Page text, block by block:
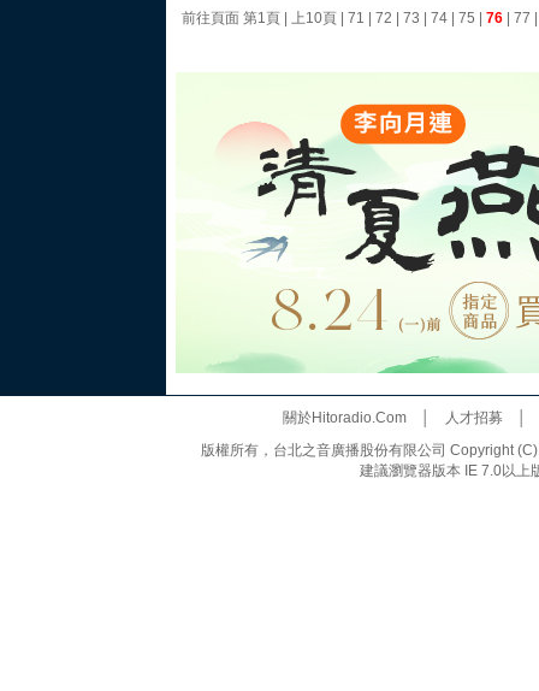
前往頁面 第1頁 上10頁 71 72 73 74 75 76 77
關於Hitoradio.Com│ 人才招募
版權所有，台北之音廣播股份有限公司 Copyright
建議瀏覽器版本 IE 7.0以上